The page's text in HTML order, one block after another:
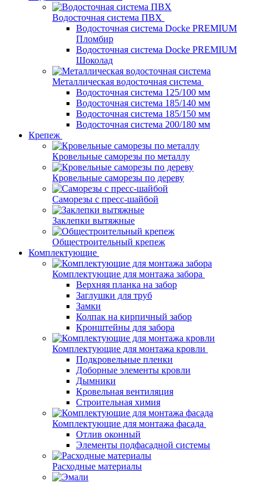
Водосточная система ПВХ
Водосточная система Docke PREMIUM
Пломбир
Водосточная система Docke PREMIUM
Шоколад
Металлическая водосточная система
Водосточная система 125/100 мм
Водосточная система 185/140 мм
Водосточная система 185/150 мм
Водосточная система 200/180 мм
Крепеж
Кровельные саморезы по металлу
Кровельные саморезы по дереву
Саморезы с пресс-шайбой
Заклепки вытяжные
Общестроительный крепеж
Комплектующие
Комплектующие для монтажа забора
Верхняя планка на забор
Заглушки для труб
Замки
Колпак на кирпичный забор
Кронштейны для забора
Комплектующие для монтажа кровли
Подкровельные пленки
Доборные элементы кровли
Дымники
Кровельная вентиляция
Строительная химия
Комплектующие для монтажа фасада
Отлив оконный
Элементы подфасадной системы
Расходные материалы